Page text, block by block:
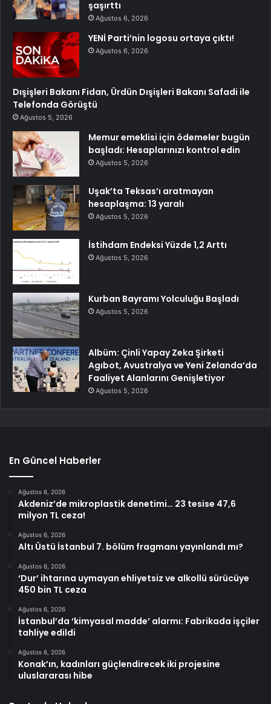
şaşırttı
Ağustos 6, 2026
YENİ Parti’nin logosu ortaya çıktı!
Ağustos 6, 2026
Dışişleri Bakanı Fidan, Ürdün Dışişleri Bakanı Safadi ile
Telefonda Görüştü
Ağustos 5, 2026
Memur emeklisi için ödemeler bugün
başladı: Hesaplarınızı kontrol edin
Ağustos 5, 2026
Uşak’ta Teksas’ı aratmayan
hesaplaşma: 13 yaralı
Ağustos 5, 2026
İstihdam Endeksi Yüzde 1,2 Arttı
Ağustos 5, 2026
Kurban Bayramı Yolculuğu Başladı
Ağustos 5, 2026
Albüm: Çinli Yapay Zeka Şirketi
Agıbot, Avustralya ve Yeni Zelanda’da
Faaliyet Alanlarını Genişletiyor
Ağustos 5, 2026
En Güncel Haberler
Ağustos 6, 2026
Akdeniz’de mikroplastik denetimi… 23 tesise 47,6
milyon TL ceza!
Ağustos 6, 2026
Altı Üstü İstanbul 7. bölüm fragmanı yayınlandı mı?
Ağustos 6, 2026
‘Dur’ ihtarına uymayan ehliyetsiz ve alkollü sürücüye
450 bin TL ceza
Ağustos 6, 2026
İstanbul’da ‘kimyasal madde’ alarmı: Fabrikada işçiler
tahliye edildi
Ağustos 6, 2026
Konak’ın, kadınları güçlendirecek iki projesine
uluslararası hibe